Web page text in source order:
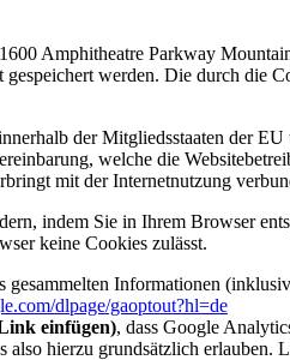
Amphitheatre Parkway
werden. Die durch die
der Mitgliedsstaaten der
welche die
mit der Internetnutzung
indem Sie in Ihrem Browser
keine Cookies zulässt.
Informationen
dlpage/gaoptout?hl=de
einfügen), dass Google
hierzu grundsätzlich